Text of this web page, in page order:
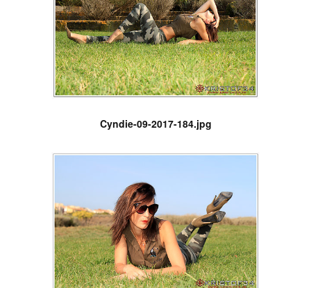
Cyndie-09-2017-184.jpg